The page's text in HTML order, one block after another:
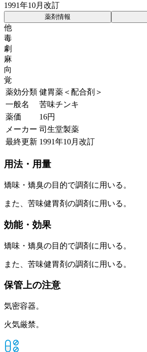
1991年10月改訂
薬剤情報
他
毒
劇
麻
向
覚
薬効分類 健胃薬＜配合剤＞
一般名
苦味チンキ
薬価
16円
メーカー 司生堂製薬
最終更新 1991年10月改訂
用法・用量
矯味・矯臭の目的で調剤に用いる。
また、苦味健胃剤の調剤に用いる。
効能・効果
矯味・矯臭の目的で調剤に用いる。
また、苦味健胃剤の調剤に用いる。
保管上の注意
気密容器。
火気厳禁。